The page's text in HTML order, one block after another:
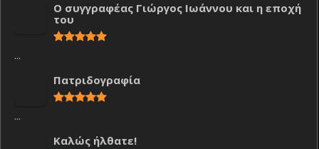
Ο συγγραφέας Γιώργος Ιωάννου και η εποχή
του
...
Πατριδογραφία
...
Καλώς ήλθατε!